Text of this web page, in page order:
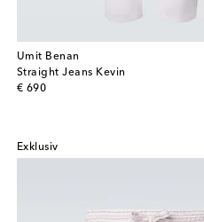
Umit Benan
Straight Jeans Kevin
€ 690
original price
Exklusiv